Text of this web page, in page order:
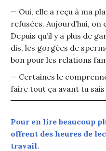
— Oui, elle a reçu à ma
refusées. Aujourd’hui,
Depuis qu’il y a plus de
dis, les gorgées de
bon pour les relations
— Certaines le
faire tout ça avant tu sais
Pour en lire beaucoup
offrent des heures de
travail.